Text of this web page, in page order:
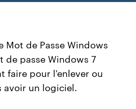
Mot de Passe Windows
de passe Windows 7
faire pour l'enlever ou
avoir un logiciel.